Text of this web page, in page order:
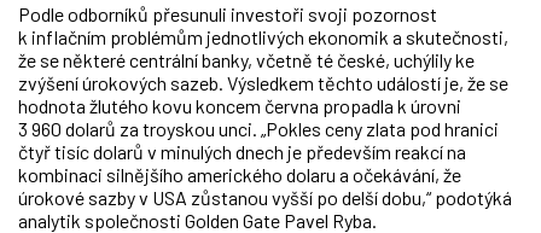
Podle odborníků přesunuli investoři svoji pozornost
k inflačním problémům jednotlivých ekonomik a skutečnosti,
že se některé centrální banky, včetně té české, uchýlily ke
zvýšení úrokových sazeb. Výsledkem těchto událostí je, že se
hodnota žlutého kovu koncem června propadla k úrovni
3 960 dolarů za troyskou unci. „Pokles ceny zlata pod hranici
čtyř tisíc dolarů v minulých dnech je především reakcí na
kombinaci silnějšího amerického dolaru a očekávání, že
úrokové sazby v USA zůstanou vyšší po delší dobu,“ podotýká
analytik společnosti Golden Gate Pavel Ryba.